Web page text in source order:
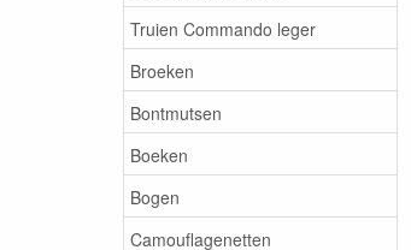
Truien Commando leger
Broeken
Bontmutsen
Boeken
Bogen
Camouflagenetten